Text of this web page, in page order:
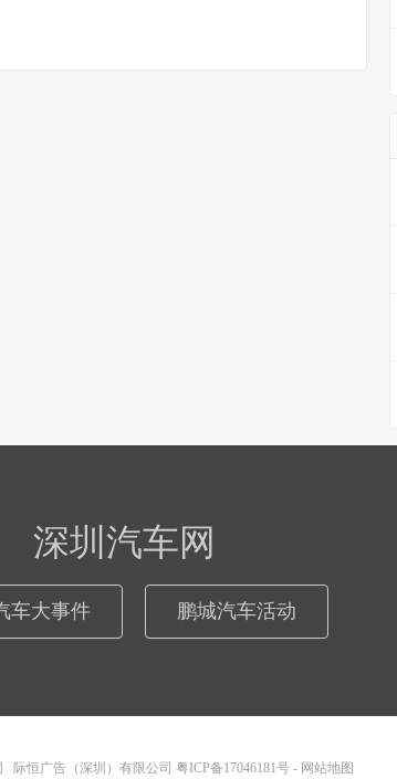
深圳汽车网
车大事件 鹏城汽车活动
际恒广告（深圳）有限公司 粤ICP备17046181号 - 网站地图